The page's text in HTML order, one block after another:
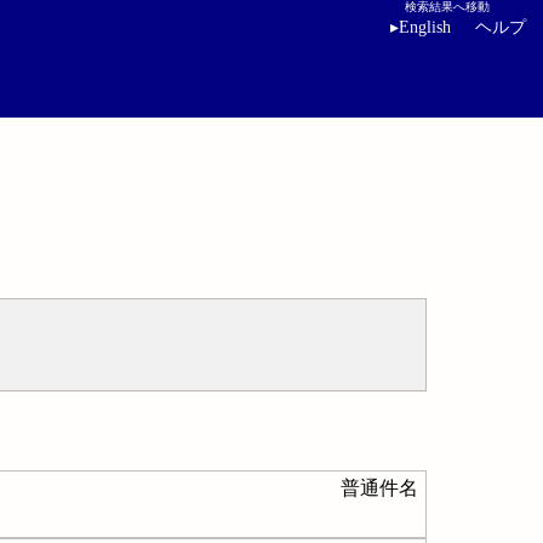
検索結果へ移動
▸English ヘルプ
普通件名